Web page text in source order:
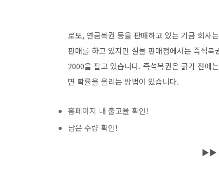
로또, 연금복권 등을 판매하고 있는 기금 회사
판매를 하고 있지만 실물 판매점에서는 즉석
2000을 팔고 있습니다. 즉석복권은 긁기 전에
면 확률을 올리는 방법이 있습니다.
홈페이지 내 출고율 확인!
남은 수량 확인!
▶▶